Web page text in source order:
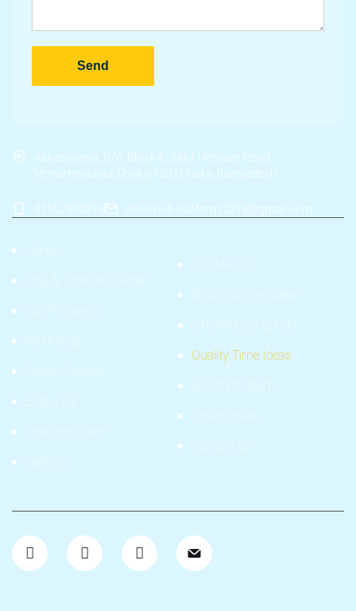
Aakashleena, G/6, Block-E, Zakir Hossain Road,
Mohammadpur, Dhaka-1207.Dhaka, Bangladesh
01552300019 shoishob.platform.2019@gmail.com
Home
Play & Learning Center
Our Programs
Workshop
Expert Opinion
Book List
Shoishob Team
Galleries
STEAM Lab
Shoishob Innovation
STEAM ECD School
Quality Time Ideas
Shoishob Team
Testimonials
Contact Us